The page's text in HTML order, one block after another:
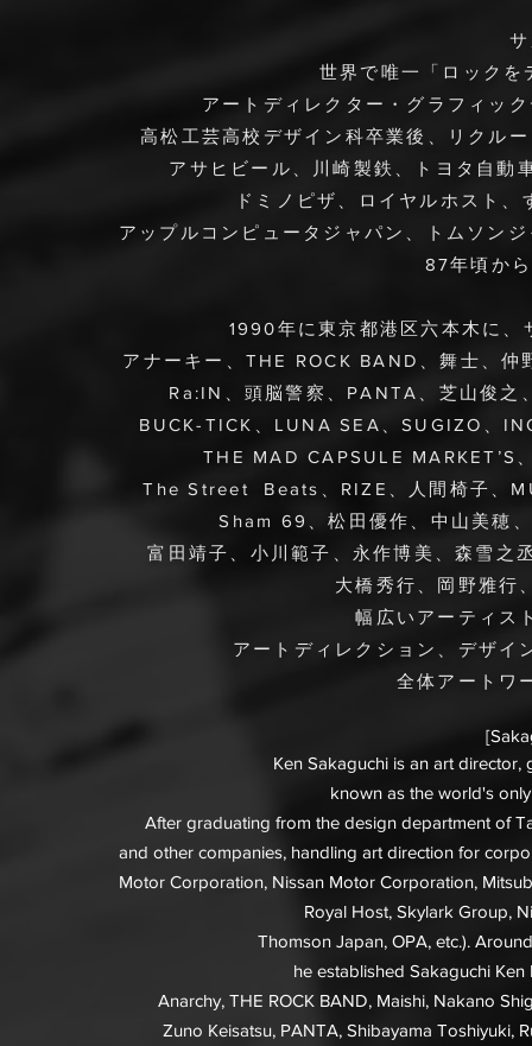
世界で唯一「ロックを
アートディレクター・グラフィッ
高松工芸高校デザイン科卒業後、リクル
アサヒビール、川崎製鉄、トヨタ自動
ドミノピザ、ロイヤルホスト
アップルコンピュータジャパン、トムソン
87年頃か
1990年に東京都港区六本木に、
アナーキー、THE ROCK BAND、舞士、
Ra:IN、頭脳警察、PANTA、芝山俊
BUCK-TICK、 LUNA SEA、SUGIZO、
THE MAD CAPSULE
The Street Beats、RIZE、人間椅子、
Sham 69、松田優作、中山美穂
富田靖子、小川範子、永作博美、 森雪之
大橋秀行、岡野雅行
幅広いアーティス
アートディレクション、デザイ
全体アートワ
Ken Sakaguchi is an art
known as the world's
After graduating from the design department of
and other companies, handling art direction for
Motor Corporation, Nissan Motor Corporation,
Royal Host, Skylark Group,
Thomson Japan, OPA, etc.).
he established Sakaguchi
Anarchy, THE ROCK BAND, Maishi, Nakano
Zuno Keisatsu, PANTA, Shibayama Toshiyuki,